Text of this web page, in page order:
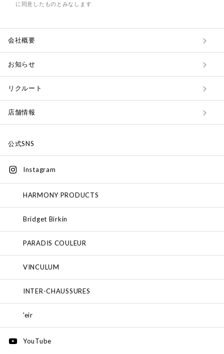
に同意したものとみなします
会社概要
お知らせ
リクルート
店舗情報
公式SNS
Instagram
HARMONY PRODUCTS
Bridget Birkin
PARADIS COULEUR
VINCULUM
INTER-CHAUSSURES
'eir
YouTube